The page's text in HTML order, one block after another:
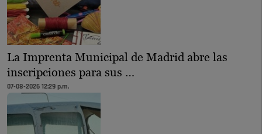
La Imprenta Municipal de Madrid abre las
inscripciones para sus …
07-08-2026 12:29 p.m.